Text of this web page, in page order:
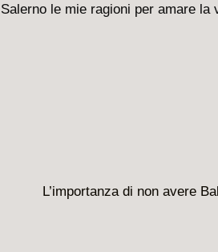
le mie ragioni per amare la
Il
L’importanza di non avere